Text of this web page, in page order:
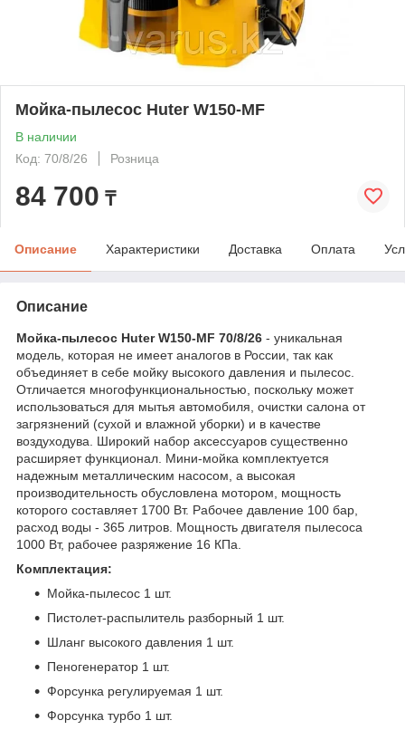
Мойка-пылесос Huter W150-MF
В наличии
Код: 70/8/26
Розница
84 700 ₸
Описание Характеристики Доставка Оплата
Описание
Мойка-пылесос Huter W150-MF 70/8/26 - уникальная
модель, которая не имеет аналогов в России, так как
объединяет в себе мойку высокого давления и пылесос.
Отличается многофункциональностью, поскольку может
использоваться для мытья автомобиля, очистки салона от
загрязнений (сухой и влажной уборки) и в качестве
воздуходува. Широкий набор аксессуаров существенно
расширяет функционал. Мини-мойка комплектуется
надежным металлическим насосом, а высокая
производительность обусловлена мотором, мощность
которого составляет 1700 Вт. Рабочее давление 100 бар,
расход воды - 365 литров. Мощность двигателя пылесоса
1000 Вт, рабочее разряжение 16 КПа.
Комплектация:
Мойка-пылесос 1 шт.
Пистолет-распылитель разборный 1 шт.
Шланг высокого давления 1 шт.
Пеногенератор 1 шт.
Форсунка регулируемая 1 шт.
Форсунка турбо 1 шт.